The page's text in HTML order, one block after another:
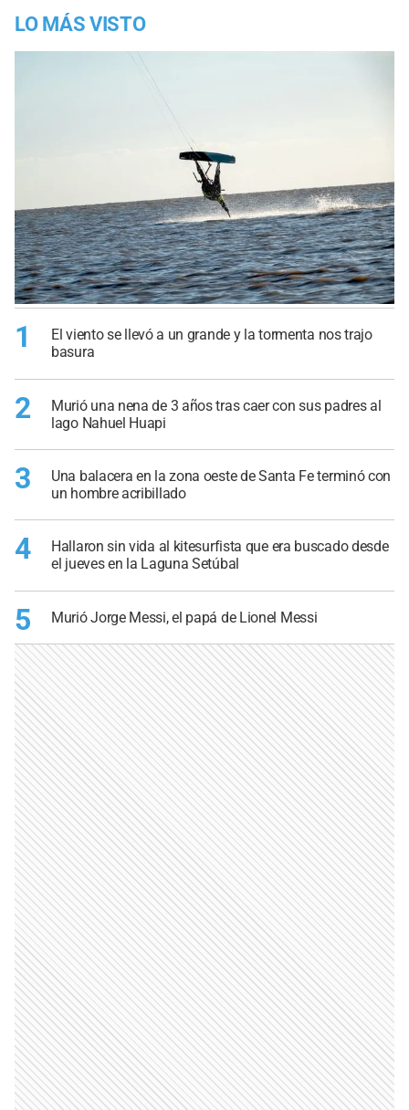
LO MÁS VISTO
1
El viento se llevó a un grande y la tormenta nos trajo
basura
2
Murió una nena de 3 años tras caer con sus padres al
lago Nahuel Huapi
3
Una balacera en la zona oeste de Santa Fe terminó con
un hombre acribillado
4
Hallaron sin vida al kitesurfista que era buscado desde
el jueves en la Laguna Setúbal
5 Murió Jorge Messi, el papá de Lionel Messi